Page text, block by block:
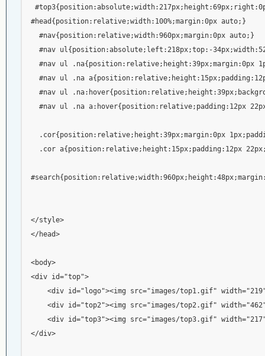
#head{position:relative;width:100%;margin:0px auto;}
  #nav{position:relative;width:960px;margin:0px auto;}
#nav ul{position:absolute;left:218px;top:-
#nav ul .na{position:relative;height:39px;margin:0px
#nav ul .na
#nav ul
#nav ul .na a:hover{position:relative;padding:12px
.cor{position:relative;height:39px;margin:0px
.cor a{position:relative;height:15px;padding:12px
</style>
</head>
<body>
<div id="top">
<div id="logo"><img src="images/top1.gif"
<div id="top2"><img src="images/top2.gif"
<div id="top3"><img src="images/top3.gif"
</div>